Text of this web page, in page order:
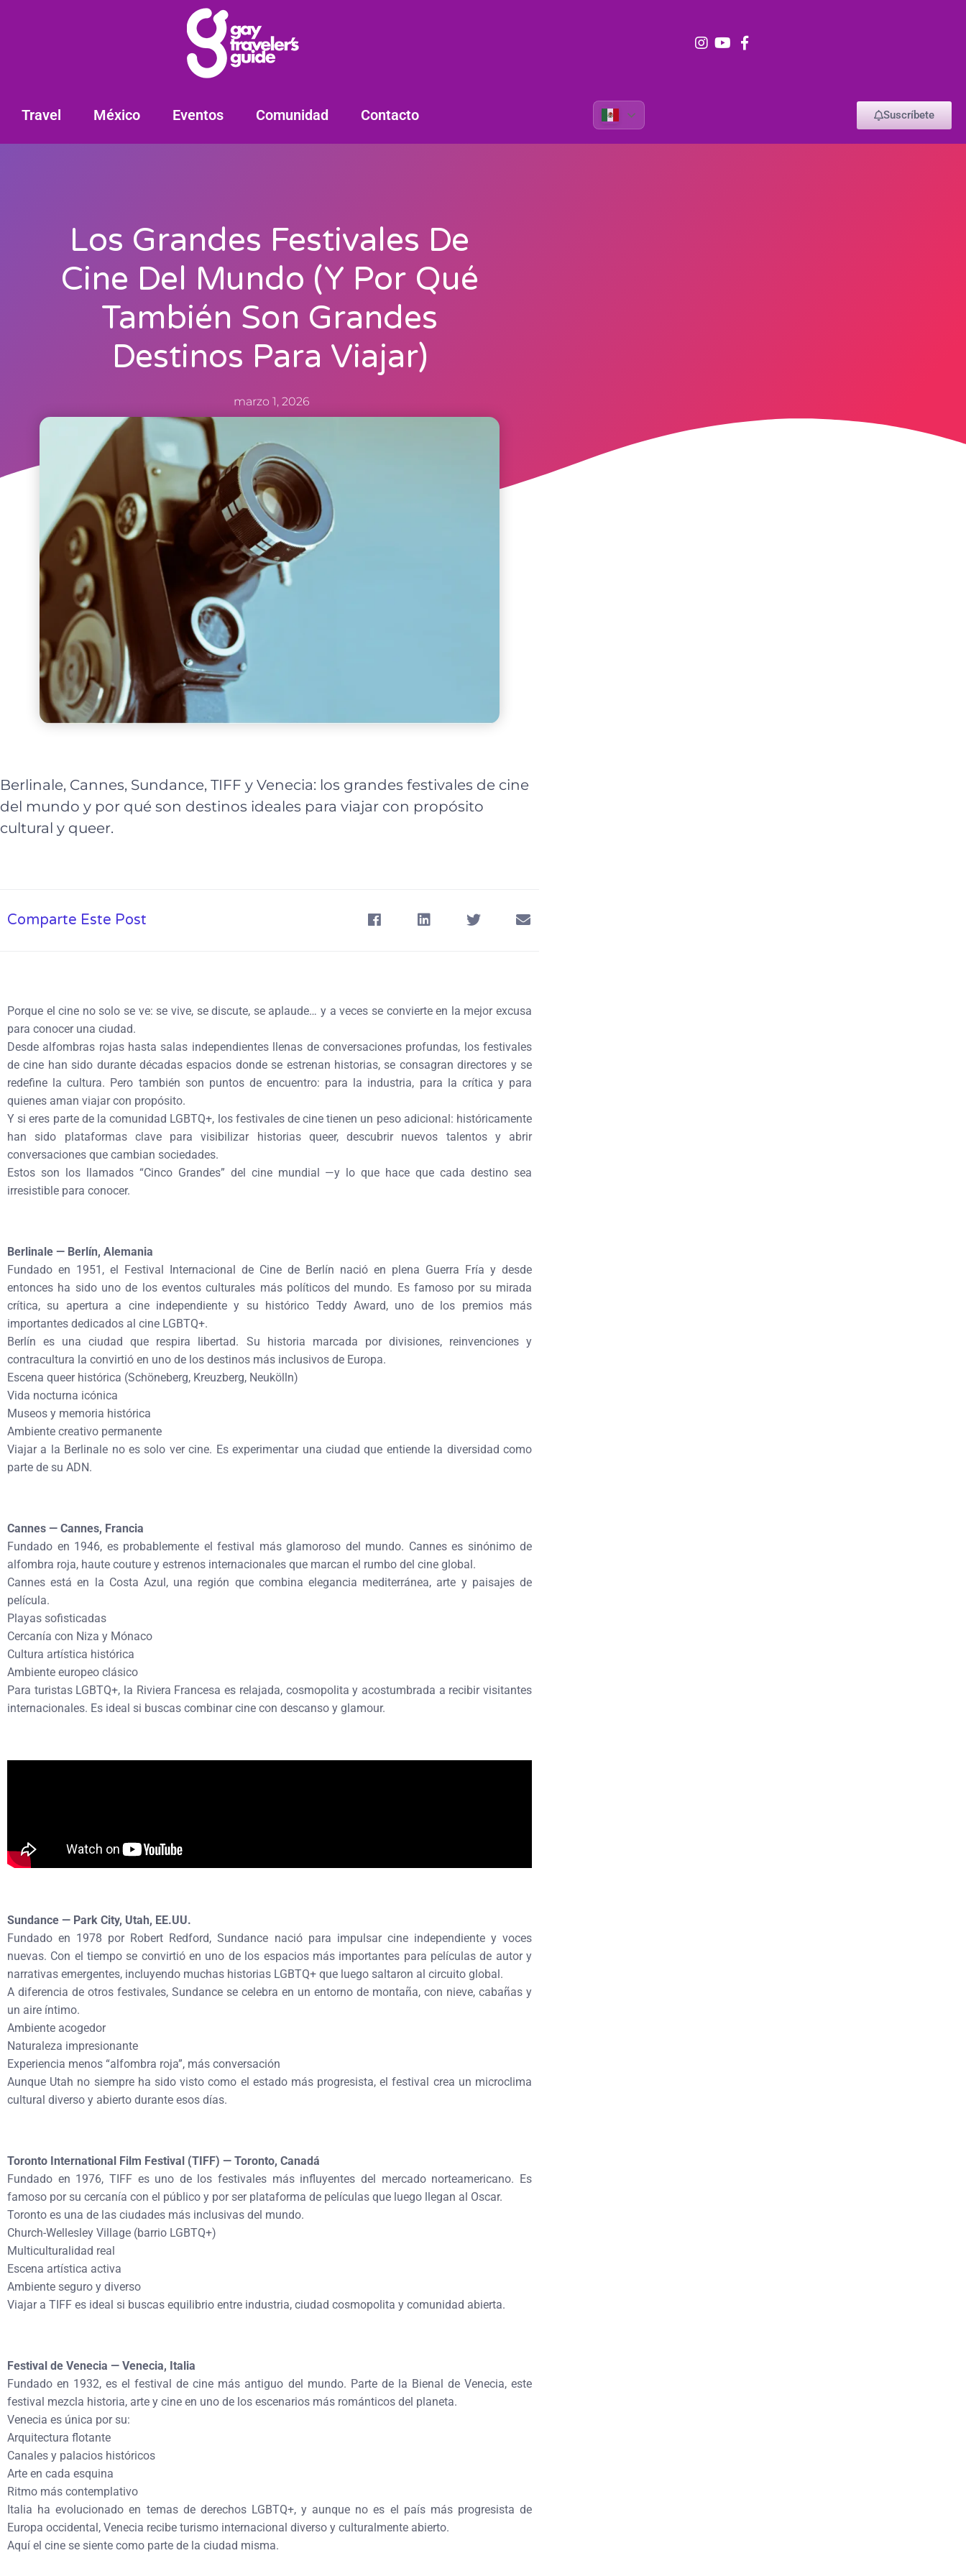
Travel México Eventos Comunidad Contacto Suscríbete
Los Grandes Festivales De
Cine Del Mundo (y Por Qué
También Son Grandes
Destinos Para Viajar)
marzo 1, 2026
Berlinale, Cannes, Sundance, TIFF y Venecia: los grandes festivales de cine
del mundo y por qué son destinos ideales para viajar con propósito
cultural y queer.
Comparte Este Post
Porque el cine no solo se ve: se vive, se discute, se aplaude… y a veces se convierte en la mejor excusa
para conocer una ciudad.
Desde alfombras rojas hasta salas independientes llenas de conversaciones profundas, los festivales
de cine han sido durante décadas espacios donde se estrenan historias, se consagran directores y se
redefine la cultura. Pero también son puntos de encuentro: para la industria, para la crítica y para
quienes aman viajar con propósito.
Y si eres parte de la comunidad LGBTQ+, los festivales de cine tienen un peso adicional: históricamente
han sido plataformas clave para visibilizar historias queer, descubrir nuevos talentos y abrir
conversaciones que cambian sociedades.
Estos son los llamados “Cinco Grandes” del cine mundial —y lo que hace que cada destino sea
irresistible para conocer.
Berlinale — Berlín, Alemania
Fundado en 1951, el Festival Internacional de Cine de Berlín nació en plena Guerra Fría y desde
entonces ha sido uno de los eventos culturales más políticos del mundo. Es famoso por su mirada
crítica, su apertura a cine independiente y su histórico Teddy Award, uno de los premios más
importantes dedicados al cine LGBTQ+.
Berlín es una ciudad que respira libertad. Su historia marcada por divisiones, reinvenciones y
contracultura la convirtió en uno de los destinos más inclusivos de Europa.
Escena queer histórica (Schöneberg, Kreuzberg, Neukölln)
Vida nocturna icónica
Museos y memoria histórica
Ambiente creativo permanente
Viajar a la Berlinale no es solo ver cine. Es experimentar una ciudad que entiende la diversidad como
parte de su ADN.
Cannes — Cannes, Francia
Fundado en 1946, es probablemente el festival más glamoroso del mundo. Cannes es sinónimo de
alfombra roja, haute couture y estrenos internacionales que marcan el rumbo del cine global.
Cannes está en la Costa Azul, una región que combina elegancia mediterránea, arte y paisajes de
película.
Playas sofisticadas
Cercanía con Niza y Mónaco
Cultura artística histórica
Ambiente europeo clásico
Para turistas LGBTQ+, la Riviera Francesa es relajada, cosmopolita y acostumbrada a recibir visitantes
internacionales. Es ideal si buscas combinar cine con descanso y glamour.
Sundance — Park City, Utah, EE.UU.
Fundado en 1978 por Robert Redford, Sundance nació para impulsar cine independiente y voces
nuevas. Con el tiempo se convirtió en uno de los espacios más importantes para películas de autor y
narrativas emergentes, incluyendo muchas historias LGBTQ+ que luego saltaron al circuito global.
A diferencia de otros festivales, Sundance se celebra en un entorno de montaña, con nieve, cabañas y
un aire íntimo.
Ambiente acogedor
Naturaleza impresionante
Experiencia menos “alfombra roja”, más conversación
Aunque Utah no siempre ha sido visto como el estado más progresista, el festival crea un microclima
cultural diverso y abierto durante esos días.
Toronto International Film Festival (TIFF) — Toronto, Canadá
Fundado en 1976, TIFF es uno de los festivales más influyentes del mercado norteamericano. Es
famoso por su cercanía con el público y por ser plataforma de películas que luego llegan al Oscar.
Toronto es una de las ciudades más inclusivas del mundo.
Church-Wellesley Village (barrio LGBTQ+)
Multiculturalidad real
Escena artística activa
Ambiente seguro y diverso
Viajar a TIFF es ideal si buscas equilibrio entre industria, ciudad cosmopolita y comunidad abierta.
Festival de Venecia — Venecia, Italia
Fundado en 1932, es el festival de cine más antiguo del mundo. Parte de la Bienal de Venecia, este
festival mezcla historia, arte y cine en uno de los escenarios más románticos del planeta.
Venecia es única por su:
Arquitectura flotante
Canales y palacios históricos
Arte en cada esquina
Ritmo más contemplativo
Italia ha evolucionado en temas de derechos LGBTQ+, y aunque no es el país más progresista de
Europa occidental, Venecia recibe turismo internacional diverso y culturalmente abierto.
Aquí el cine se siente como parte de la ciudad misma.